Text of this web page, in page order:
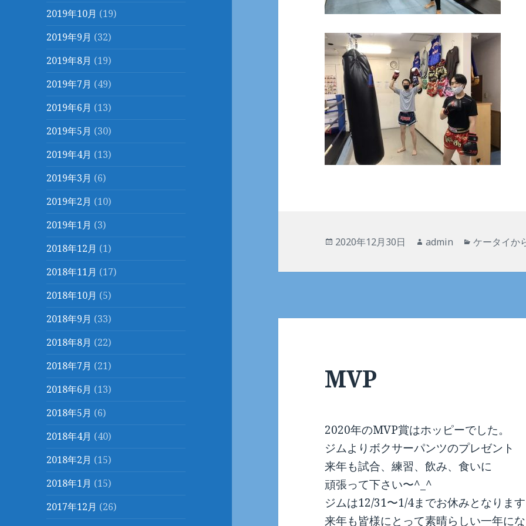
2019年10月 (19)
2019年9月 (32)
2019年8月 (19)
2019年7月 (49)
2019年6月 (13)
2019年5月 (30)
2019年4月 (13)
2019年3月 (6)
2019年2月 (10)
2019年1月 (3)
2018年12月 (1)
2018年11月 (17)
2018年10月 (5)
2018年9月 (33)
2018年8月 (22)
2018年7月 (21)
2018年6月 (13)
2018年5月 (6)
2018年4月 (40)
2018年2月 (15)
2018年1月 (15)
2017年12月 (26)
投
日:
2020年12月30日
作
者
admin
カ
ゴ
ケータイか
MVP
2020年のMVP賞はホッピーでした。
ジムよりボクサーパンツのプレゼント
来年も試合、練習、飲み、食いに
頑張って下さい〜^_^
ジムは12/31〜1/4までお休みとなりま
来年も皆様にとって素晴らしい一年に